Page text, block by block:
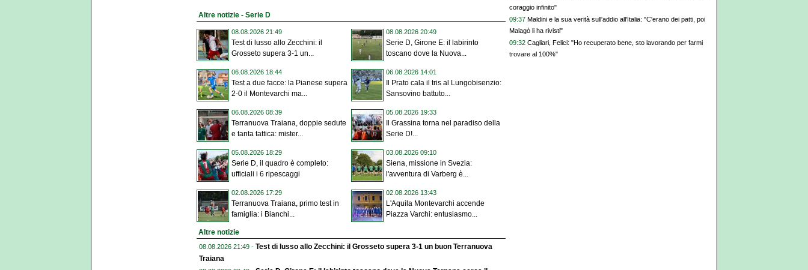
Altre notizie - Serie D
08.08.2026 21:49
Test di lusso allo Zecchini: il
Grosseto supera 3-1 un...
08.08.2026 20:49
Serie D, Girone E: il labirinto
toscano dove la Nuova...
06.08.2026 18:44
Test a due facce: la Pianese supera
2-0 il Montevarchi ma...
06.08.2026 14:01
Il Prato cala il tris al Lungobisenzio:
Sansovino battuto...
06.08.2026 08:39
Terranuova Traiana, doppie sedute
e tanta tattica: mister...
05.08.2026 19:33
Il Grassina torna nel paradiso della
Serie D!...
05.08.2026 18:29
Serie D, il quadro è completo:
ufficiali i 6 ripescaggi
03.08.2026 09:10
Siena, missione in Svezia:
l'avventura di Varberg è...
02.08.2026 17:29
Terranuova Traiana, primo test in
famiglia: i Bianchi...
02.08.2026 13:43
L'Aquila Montevarchi accende
Piazza Varchi: entusiasmo...
Altre notizie
08.08.2026 21:49 - Test di lusso allo Zecchini: il Grosseto supera 3-1 un buon Terranuova
Traiana
coraggio infinito"
09:37 Maldini e la sua verità sull'addio all'Italia: "C'erano dei patti, poi
Malagò li ha rivisti"
09:32 Cagliari, Felici: "Ho recuperato bene, sto lavorando per farmi
trovare al 100%"